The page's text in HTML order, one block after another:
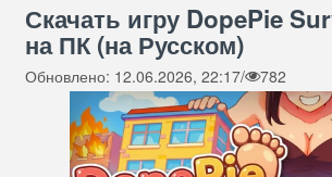
Скачать игру DopePie
на ПК (на Русском)
Обновлено: 12.06.2026, 22:17/ 782